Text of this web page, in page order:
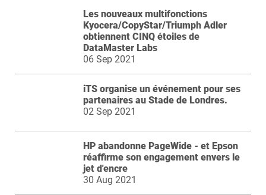
Les nouveaux multifonctions
Kyocera/CopyStar/Triumph Adler
obtiennent CINQ étoiles de
DataMaster Labs
06 Sep 2021
iTS organise un événement pour ses
partenaires au Stade de Londres.
02 Sep 2021
HP abandonne PageWide - et Epson
réaffirme son engagement envers le
jet d'encre
30 Aug 2021